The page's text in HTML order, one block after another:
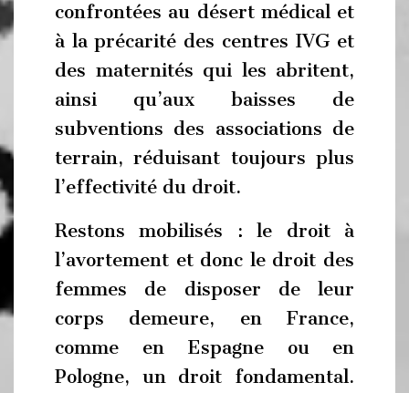
confrontées au désert médical et
à la précarité des centres IVG et
des maternités qui les abritent,
ainsi qu’aux baisses de
subventions des associations de
terrain, réduisant toujours plus
l’effectivité du droit.
Restons mobilisés : le droit à
l’avortement et donc le droit des
femmes de disposer de leur
corps demeure, en France,
comme en Espagne ou en
Pologne, un droit fondamental.